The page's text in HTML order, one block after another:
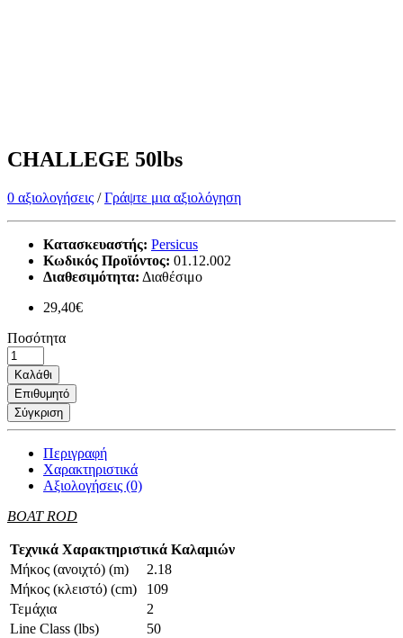
CHALLEGE 50lbs
0 αξιολογήσεις /Γράψτε μια αξιολόγηση
Κατασκευαστής: Persicus
Κωδικός Προϊόντος: 01.12.002
Διαθεσιμότητα: Διαθέσιμο
29,40€
Ποσότητα
Καλάθι
Επιθυμητό
Σύγκριση
Περιγραφή
Χαρακτηριστικά
Αξιολογήσεις (0)
BOAT ROD
Τεχνικά Χαρακτηριστικά Καλαμιών
Μήκος (ανοιχτό) (m)
2.18
Μήκος (κλειστό) (cm)
109
Τεμάχια
2
Line Class (lbs)
50